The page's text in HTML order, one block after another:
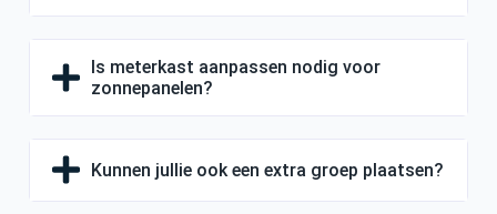
Is meterkast aanpassen nodig voor
zonnepanelen?
Kunnen jullie ook een extra groep plaatsen?